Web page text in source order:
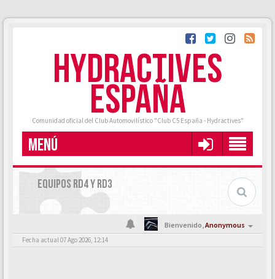
HYDRACTIVES
ESPAÑA
Comunidad oficial del Club Automovilístico "Club C5 España - Hydractives"
MENÚ
EQUIPOS RD4 Y RD3
Bienvenido,Anonymous
Fecha actual 07 Ago 2026, 12:14